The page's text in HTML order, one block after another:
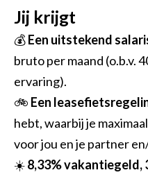
Jij krijgt
💰Een uitstekend
bruto per maand (o.b.v.
ervaring).
🚲 Een
hebt, waarbij je
voor jou en je partner
☀️8,33% vakantiegeld,